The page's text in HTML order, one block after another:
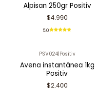
Alpisan 250gr Positiv
$4.990
5.0
PSV024|Positiv
Avena instantánea 1kg
Positiv
$2.400